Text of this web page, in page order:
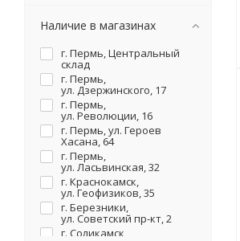
Наличие в магазинах
г. Пермь, Центральный
склад
г. Пермь,
ул. Дзержинского, 17
г. Пермь,
ул. Революции, 16
г. Пермь, ул. Героев
Хасана, 64
г. Пермь,
ул. Ласьвинская, 32
г. Краснокамск,
ул. Геофизиков, 35
г. Березники,
ул. Советский пр-кт, 2
г. Соликамск,